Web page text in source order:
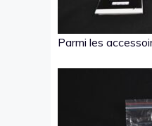
Parmi les